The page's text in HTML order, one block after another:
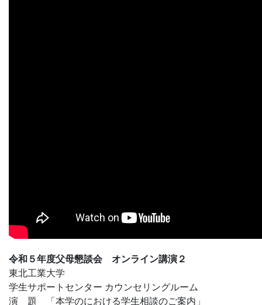
令和５年度父母懇談会 オンライン講演２
東北工業大学
学生サポートセンター カウンセリングルーム
演 題 「本学のにおける学生相談のご案内」